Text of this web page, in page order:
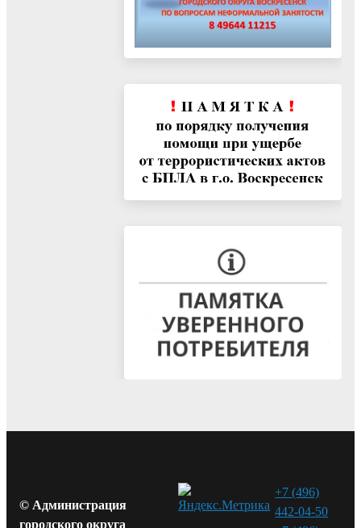
© Администрация
городского округа
+7 (496)
442-04-50